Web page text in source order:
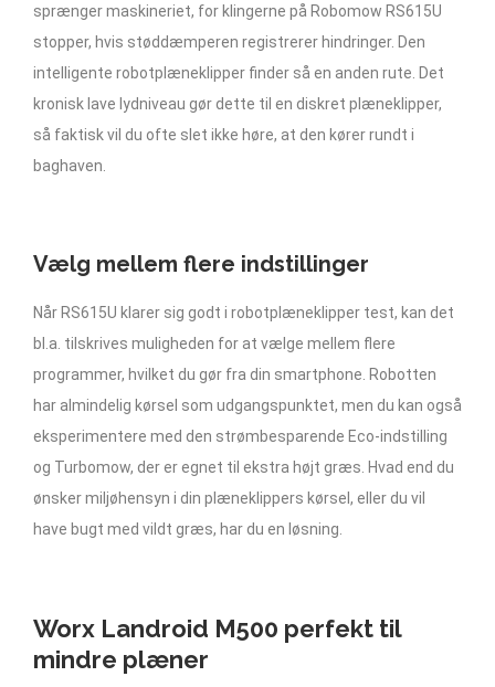
sprænger maskineriet, for klingerne på Robomow RS615U
stopper, hvis støddæmperen registrerer hindringer. Den
intelligente robotplæneklipper finder så en anden rute. Det
kronisk lave lydniveau gør dette til en diskret plæneklipper,
så faktisk vil du ofte slet ikke høre, at den kører rundt i
baghaven.
Vælg mellem flere indstillinger
Når RS615U klarer sig godt i robotplæneklipper test, kan det
bl.a. tilskrives muligheden for at vælge mellem flere
programmer, hvilket du gør fra din smartphone. Robotten
har almindelig kørsel som udgangspunktet, men du kan også
eksperimentere med den strømbesparende Eco-indstilling
og Turbomow, der er egnet til ekstra højt græs. Hvad end du
ønsker miljøhensyn i din plæneklippers kørsel, eller du vil
have bugt med vildt græs, har du en løsning.
Worx Landroid M500 perfekt til
mindre plæner